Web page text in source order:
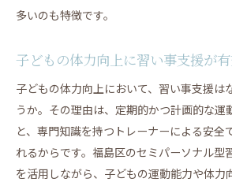
多いのも特徴です。
子どもの体力向上に習い事支援が
子どもの体力向上において、習い事支援は
うか。その理由は、定期的かつ計画的な運
と、専門知識を持つトレーナーによる安全
れるからです。福島区のセミパーソナル型
を活用しながら、子どもの運動能力や体力